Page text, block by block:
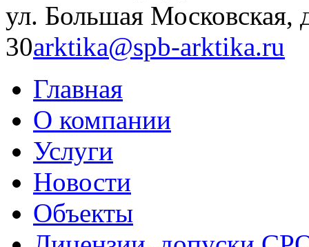
ул. Большая Московская,
30arktika@spb-arktika.ru
Главная
О компании
Услуги
Новости
Объекты